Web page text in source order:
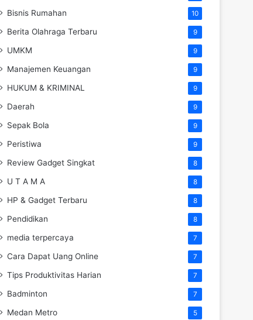
Bisnis Rumahan 10
Berita Olahraga Terbaru 9
UMKM 9
Manajemen Keuangan 9
HUKUM & KRIMINAL 9
Daerah 9
Sepak Bola 9
Peristiwa 9
Review Gadget Singkat 8
U T A M A 8
HP & Gadget Terbaru 8
Pendidikan 8
media terpercaya 7
Cara Dapat Uang Online 7
Tips Produktivitas Harian 7
Badminton 7
Medan Metro 5